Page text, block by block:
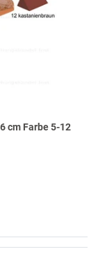
cm Farbe 5-12